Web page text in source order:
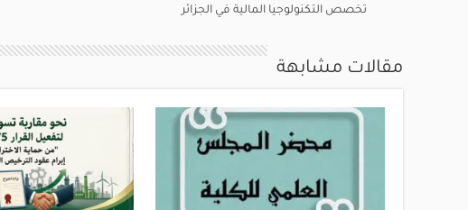
تخصص التكنولوجيا المالية في الجزائر
مقالات مشابهة